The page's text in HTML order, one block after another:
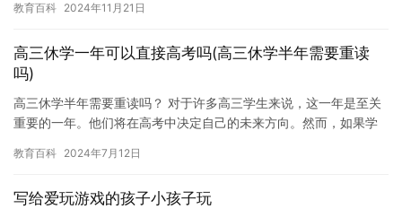
教育百科 2024年11月21日
高三休学一年可以直接高考吗(高三休学半年需要重读
吗)
高三休学半年需要重读吗？ 对于许多高三学生来说，这一年是至关
重要的一年。他们将在高考中决定自己的未来方向。然而，如果学
一段…
教育百科 2024年7月12日
写给爱玩游戏的孩子小孩子玩